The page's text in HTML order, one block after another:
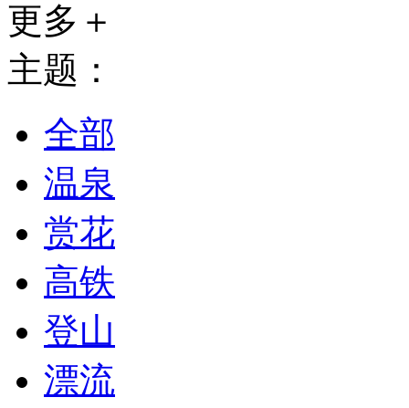
更多＋
主题：
全部
温泉
赏花
高铁
登山
漂流